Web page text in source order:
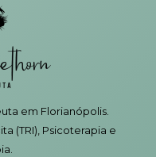
em Florianópolis.
(TRI), Psicoterapia e